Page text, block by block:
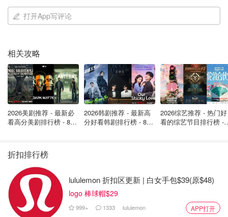
打开App写评论
相关攻略
2026美剧推荐 - 最新必
看高分美剧排行榜 - 8月
2026韩剧推荐 - 最新高
分好看韩剧排行榜 - 8月
2026综艺推荐 - 热门好
看的综艺节目排行榜 -
折扣排行榜
lululemon 折扣区更新 | 白女手包$39(原$48)
logo 棒球帽$29
999+ 1333 lululemon APP打开